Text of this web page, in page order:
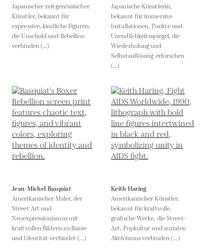
Japanischer zeitgenössischer
Künstler, bekannt für
expressive, kindliche Figuren,
die Unschuld und Rebellion
verbinden (...)
Japanische Künstlerin,
bekannt für immersive
Installationen, Punkte und
Unendlichkeitsspiegel, die
Wiederholung und
Selbstauflösung erforschen
(...)
Jean-Michel Basquiat
Amerikanischer Maler, der
Street Art und
Neoexpressionismus mit
kraftvollen Bildern zu Rasse
und Identität verbindet (...)
Keith Haring
Amerikanischer Künstler,
bekannt für kraftvolle,
grafische Werke, die Street-
Art, Popkultur und sozialen
Aktivismus verbinden (...)